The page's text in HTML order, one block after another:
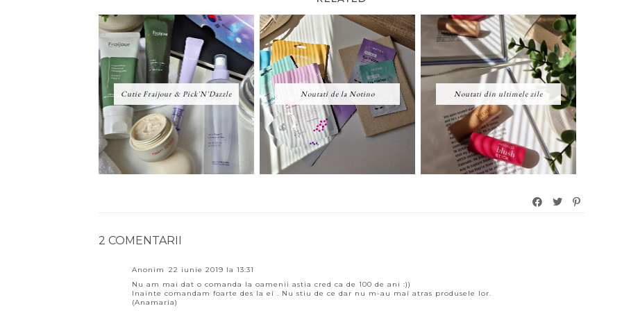
Cutie Fraijour & Pick'N'Dazzle Noutati de la Notino Noutati din ultimele zile
2 COMENTARII
Anonim
22 iunie 2019 la 13:31
Nu am mai dat o comanda la oamenii astia cred ca de 100 de ani :))
Inainte comandam foarte des la ei . Nu stiu de ce dar nu m-au mai atras produsele lor.
(Anamaria)